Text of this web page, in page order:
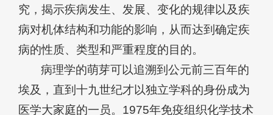
究，揭示疾病发生、发展、变化的规律以及疾
病对机体结构和功能的影响，从而达到确定疾
病的性质、类型和严重程度的目的。
病理学的萌芽可以追溯到公元前三百年的
埃及，直到十九世纪才以独立学科的身份成为
医学大家庭的一员。1975年免疫组织化学技术